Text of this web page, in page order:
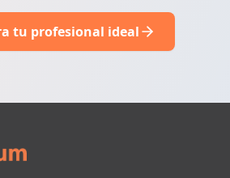
tu profesional ideal